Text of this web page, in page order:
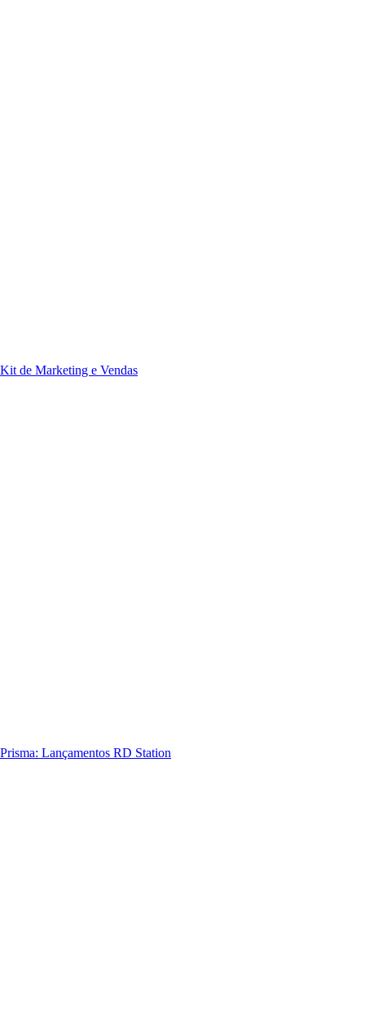
Kit de Marketing e Vendas
Prisma: Lançamentos RD Station